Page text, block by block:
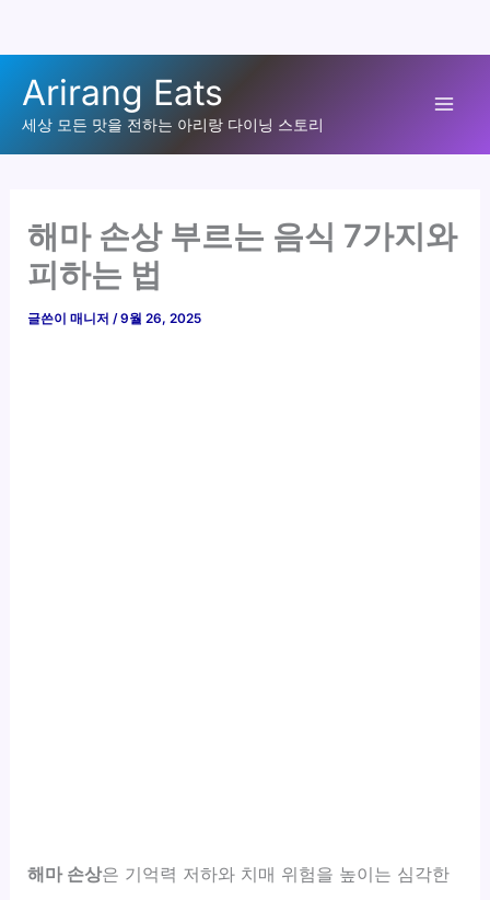
로
Arirang Eats
세상 모든 맛을 전하는 아리랑 다이닝 스토리
해마 손상 부르는 음식 7가지와
피하는 법
글쓴이매니저/9월 26, 2025
해마 손상은 기억력 저하와 치매 위험을 높이는 심각한